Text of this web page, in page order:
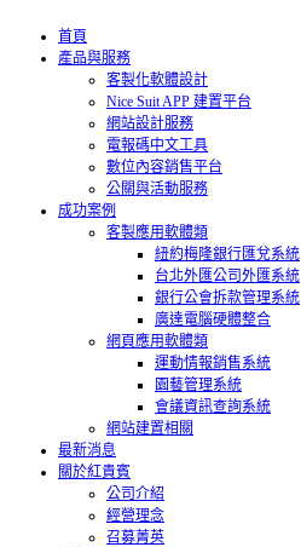
首頁
產品與服務
客製化軟體設計
Nice Suit APP 建置平台
網站設計服務
電報碼中文工具
數位內容銷售平台
公關與活動服務
成功案例
客製應用軟體類
紐約梅隆銀行匯兌系統
台北外匯公司外匯系統
銀行公會拆款管理系統
廣達電腦硬體整合
網頁應用軟體類
運動情報銷售系統
園藝管理系統
會議資訊查詢系統
網站建置相關
最新消息
關於紅貴賓
公司介紹
經營理念
召募菁英